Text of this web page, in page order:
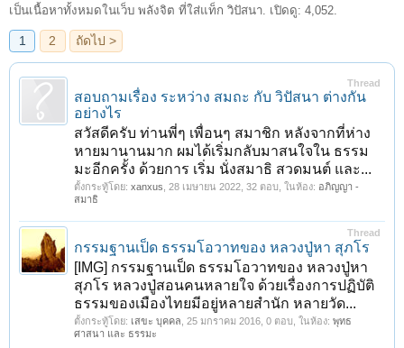
เป็นเนื้อหาทั้งหมดในเว็บ พลังจิต ที่ใส่แท็ก วิปัสนา. เปิดดู: 4,052.
Thread
สอบถามเรื่อง ระหว่าง สมถะ กับ วิปัสนา ต่างกัน
อย่างไร
สวัสดีครับ ท่านพี่ๆ เพื่อนๆ สมาชิก หลังจากที่ห่าง
หายมานานมาก ผมได้เริ่มกลับมาสนใจใน ธรรม
มะอีกครั้ง ด้วยการ เริ่ม นั่งสมาธิ สวดมนต์ และ...
ตั้งกระทู้โดย: xanxus 28 เมษายน 2022 , 32 ตอบ, ในห้อง: อภิญญา -
สมาธิ
Thread
กรรมฐานเป็ด ธรรมโอวาทของ หลวงปู่หา สุภโร
[IMG] กรรมฐานเป็ด ธรรมโอวาทของ หลวงปู่หา
สุภโร หลวงปู่สอนคนหลายใจ ด้วยเรื่องการปฏิบัติ
ธรรมของเมืองไทยมีอยู่หลายสำนัก หลายวัด...
ตั้งกระทู้โดย: เสขะ บุคคล 25 มกราคม 2016 , 0 ตอบ, ในห้อง: พุทธ
ศาสนา และ ธรรมะ